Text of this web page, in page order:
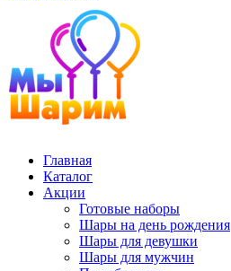
Главная
Каталог
Акции
Готовые наборы
Шары на день рождения
Шары для девушки
Шары для мужчин